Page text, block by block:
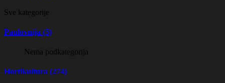
Sve kategorije
Paulovnija (5)
Nema podkategorija
Hortikultura (274)